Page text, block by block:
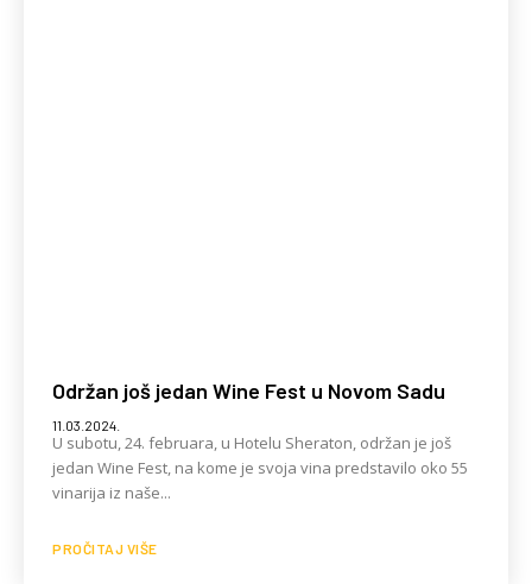
Održan još jedan Wine Fest u Novom Sadu
11.03.2024.
U subotu, 24. februara, u Hotelu Sheraton, održan je još
jedan Wine Fest, na kome je svoja vina predstavilo oko 55
vinarija iz naše...
PROČITAJ VIŠE